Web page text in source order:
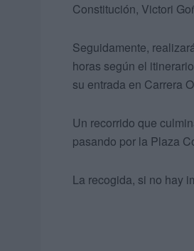
Constitución, Victori
Seguidamente,
horas según el
su entrada en Carrera
Un recorrido que
pasando por la Plaza
La recogida, si no hay